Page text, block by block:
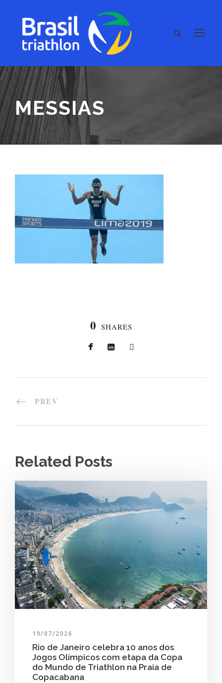
MESSIAS
0 SHARES
PREV
Related Posts
19/07/2026
Rio de Janeiro celebra 10 anos dos
Jogos Olímpicos com etapa da Copa
do Mundo de Triathlon na Praia de
Copacabana